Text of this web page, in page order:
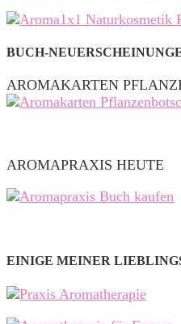
BUCH-
AROMAKARTEN
AROMAPRAXIS HEUTE
EINIGE MEINER